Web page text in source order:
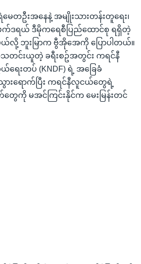
ေတဦးအနေနဲ့ အမျိုးသားတန်းတူရေး၊
ဖက်ဒရယ် ဒီမိုကရေစီပြည်ထောင်စု ရရှိတဲ့
ဘူးမြာက ဗွီအိုအေကို ပြောပါတယ်။
တင်းယူတဲ့ ခရီးစဥ်အတွင်း ကရင်နီ
ရေးတပ် (KNDF) ရဲ့ အခြေခံ
ားရောက်ပြီး ကရင်နီလူငယ်တွေရဲ့
တွေကို မအင်ကြင်းနိုင်က မေးမြန်းတင်